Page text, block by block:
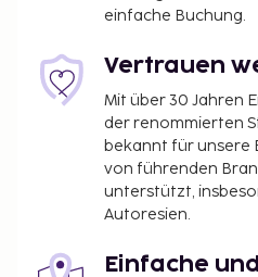
einfache Buchung.
Vertrauen
Mit über 30 Jahren
der renommierten
bekannt für unsere
von führenden
unterstützt,
Autoresien.
Einfache